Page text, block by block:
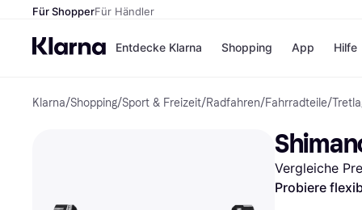
Für ShopperFür Händler
Entdecke Klarna
Zahlungsmethoden
Sofort bezahlen
Bezahle in 3
Teilzahlungen
Bezahle in bis zu 30
Tagen
Shopping
Shops
eBay
Temu
SHEIN
App Hilfe
Klarna/Shopping/Sport & Freizeit/Radfahren/Fahrradteile/
Vergleiche
Probiere